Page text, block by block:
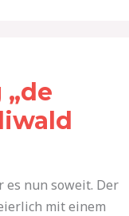
es nun soweit. Der
mit einem